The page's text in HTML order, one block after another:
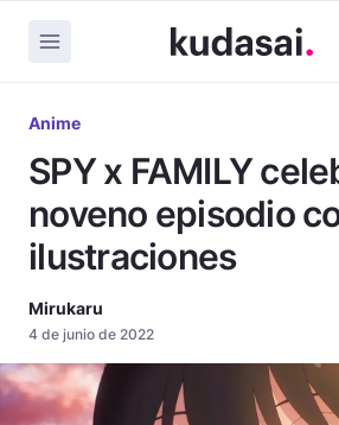
Anime
SPY x FAMILY
noveno episodio
ilustraciones
Mirukaru
4 de junio de 2022